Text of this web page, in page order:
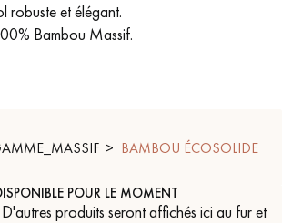
XXL PARQUET EN CHÊNE
0805 82 82 82
robuste et élégant.
Bambou Massif.
BAMBOU ÉCOSOLIDE
POUR LE MOMENT
produits seront affichés ici au fur et